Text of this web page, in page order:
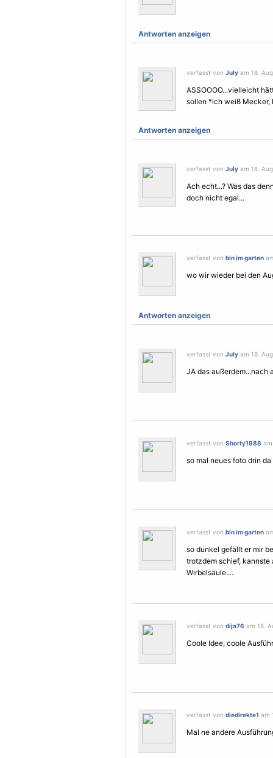
Antworten anzeigen
verfasst von July am 18.
ASSOOOO...vielleicht
sollen *ich weiß Mecker,
Antworten anzeigen
verfasst von July am 18.
Ach echt...? Was das
doch nicht egal...
verfasst von bin im garten
wo wir wieder bei den
Antworten anzeigen
verfasst von July am 18.
JA das außerdem...nach
verfasst von Shorty1988
so mal neues foto drin
verfasst von bin im garten
so dunkel gefällt er mir
trotzdem schief, kannste
Wirbelsäule....
verfasst von dija76 am 18.
Coole Idee, coole
verfasst von diedirekte1 am
Mal ne andere